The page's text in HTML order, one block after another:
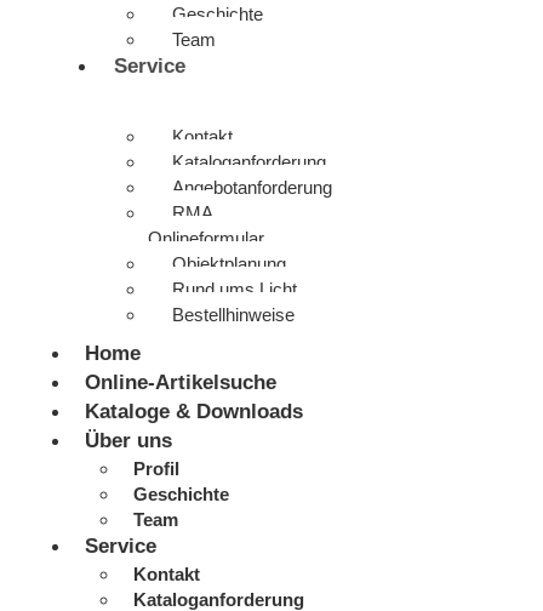
Geschichte
Team
Service
Kontakt
Kataloganforderung
Angebotanforderung
RMA
Onlineformular
Objektplanung
Rund ums Licht
Bestellhinweise
Home
Online-Artikelsuche
Kataloge & Downloads
Über uns
Profil
Geschichte
Team
Service
Kontakt
Kataloganforderung